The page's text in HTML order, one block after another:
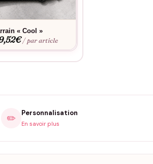
« Cool »
€ / par article
✏️ Personnalisation
En savoir plus